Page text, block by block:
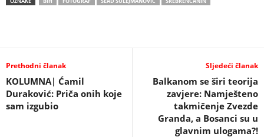
Prethodni članak
KOLUMNA| Ćamil
Duraković: Priča onih koje
sam izgubio
Sljedeći članak
Balkanom se širi teorija
zavjere: Namješteno
takmičenje Zvezde
Granda, a Bosanci su u
glavnim ulogama?!